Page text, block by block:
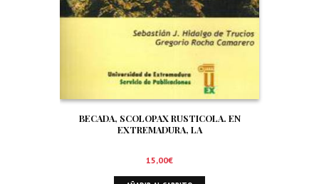
BECADA, SCOLOPAX RUSTICOLA. EN
EXTREMADURA, LA
15,00€